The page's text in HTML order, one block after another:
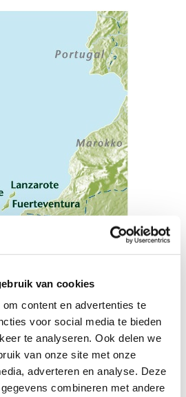
van cookies
content en advertenties te
voor social media te bieden
te analyseren. Ook delen we
van onze site met onze
adverteren en analyse. Deze
combineren met andere